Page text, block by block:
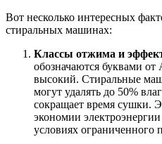
Вот несколько интересных
стиральных машинах:
Классы отжима и
обозначаются буквами
высокий. Стиральные
могут удалять до 50%
сокращает время сушки.
экономии
условиях ограниченного